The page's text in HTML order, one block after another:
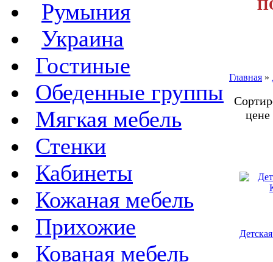
Румыния
Украина
Гостиные
Обеденные группы
Мягкая мебель
Стенки
Кабинеты
Кожаная мебель
Прихожие
Кованая мебель
Главная »
цене